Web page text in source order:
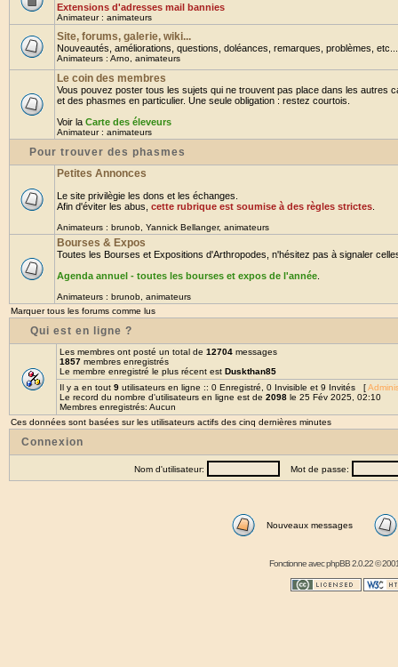
Extensions d'adresses mail bannies
Animateur : animateurs
Site, forums, galerie, wiki...
Nouveautés, améliorations, questions, doléances, remarques, problèmes,
Animateurs : Arno animateurs
Le coin des membres
Vous pouvez poster tous les sujets qui ne trouvent pas place dans les autres
et des phasmes en particulier. Une seule obligation : restez courtois.
Voir la Carte des éleveurs
Animateur : animateurs
Pour trouver des phasmes
Petites Annonces
Le site privilègie les dons et les échanges.
Afin d'éviter les abus, cette rubrique est soumise à des règles strictes
Animateurs : brunob Yannick Bellanger, animateurs
Bourses & Expos
Toutes les Bourses et Expositions d'Arthropodes, n'hésitez pas à signaler
Agenda annuel - toutes les bourses et expos de l'année
Animateurs : brunob animateurs
Marquer tous les forums comme lus
Qui est en ligne ?
Les membres ont posté un total de 12704 messages
1857 membres enregistrés
Le membre enregistré le plus récent est Duskthan85
Il y a en tout 9 utilisateurs en ligne :: 0 Enregistré, 0 Invisible et 9 Invités [
Le record du nombre d'utilisateurs en ligne est de 2098 le 25 Fév 2025, 02:10
Membres enregistrés: Aucun
Ces données sont basées sur les utilisateurs actifs des cinq dernières minutes
Connexion
Nom d'utilisateur: Mot de passe:
Nouveaux messages
Fonctionne avecphpBB2.0.22 ©